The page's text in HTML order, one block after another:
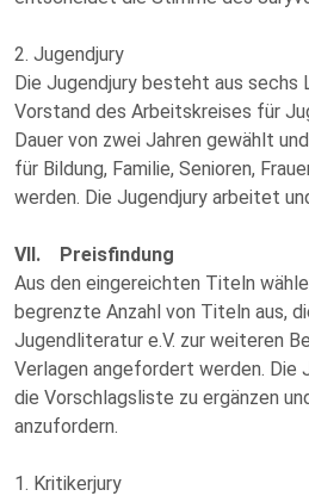
2. Jugendjury
Die Jugendjury besteht aus sechs
Vorstand des Arbeitskreises für
Dauer von zwei Jahren gewählt
für Bildung, Familie, Senioren,
werden. Die Jugendjury arbeitet
VII. Preisfindung
Aus den eingereichten Titeln
begrenzte Anzahl von Titeln aus,
Jugendliteratur e.V. zur weiteren
Verlagen angefordert werden. Die
die Vorschlagsliste zu ergänzen
anzufordern.
1. Kritikerjury